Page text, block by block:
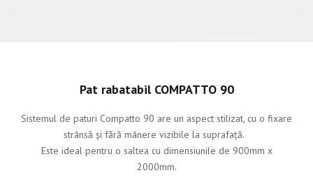
Pat rabatabil COMPATTO 90
Sistemul de paturi Compatto 90 are un aspect stilizat, cu o fixare
strânsă și fără mânere vizibile la suprafață.
Este ideal pentru o saltea cu dimensiunile de 900mm x
2000mm.